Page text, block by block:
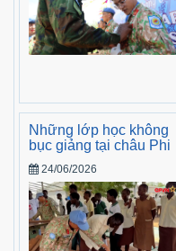
Những lớp học không
bục giảng tại châu Phi
24/06/2026